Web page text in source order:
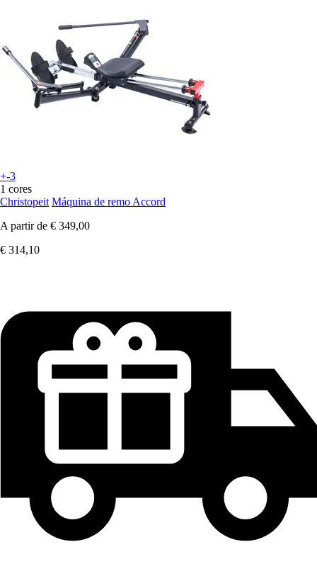
+-3
1 cores
Christopeit Máquina de remo Accord
A partir de € 349,00
€ 314,10